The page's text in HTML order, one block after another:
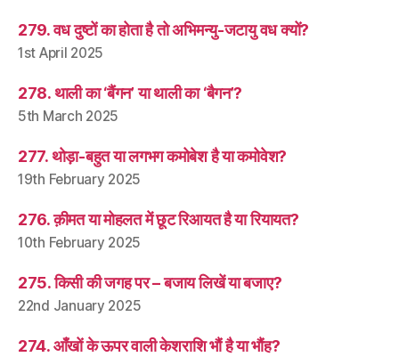
279. वध दुष्टों का होता है तो अभिमन्यु-जटायु वध क्यों?
1st April 2025
278. थाली का ‘बैंगन’ या थाली का ‘बैगन’?
5th March 2025
277. थोड़ा-बहुत या लगभग कमोबेश है या कमोवेश?
19th February 2025
276. क़ीमत या मोहलत में छूट रिआयत है या रियायत?
10th February 2025
275. किसी की जगह पर – बजाय लिखें या बजाए?
22nd January 2025
274. आँखों के ऊपर वाली केशराशि भौं है या भौंह?